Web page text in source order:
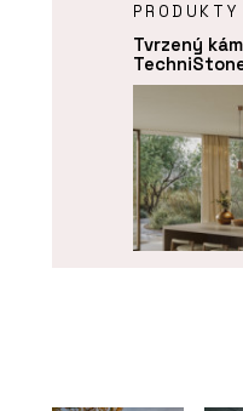
PRODUKTY
Tvrzený